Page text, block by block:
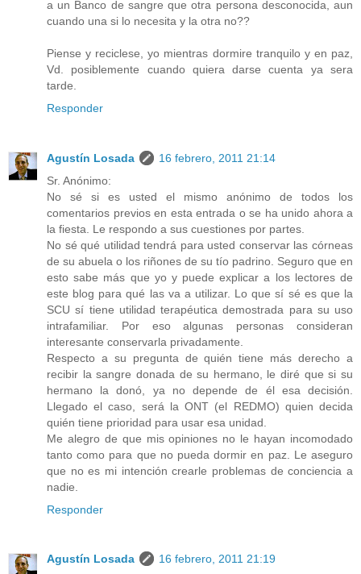
a un Banco de sangre que otra persona desconocida, aun
cuando una si lo necesita y la otra no??
Piense y reciclese, yo mientras dormire tranquilo y en paz,
Vd. posiblemente cuando quiera darse cuenta ya sera
tarde.
Responder
Agustín Losada
16 febrero, 2011 21:14
Sr. Anónimo:
No sé si es usted el mismo anónimo de todos los
comentarios previos en esta entrada o se ha unido ahora a
la fiesta. Le respondo a sus cuestiones por partes.
No sé qué utilidad tendrá para usted conservar las córneas
de su abuela o los riñones de su tío padrino. Seguro que en
esto sabe más que yo y puede explicar a los lectores de
este blog para qué las va a utilizar. Lo que sí sé es que la
SCU sí tiene utilidad terapéutica demostrada para su uso
intrafamiliar. Por eso algunas personas consideran
interesante conservarla privadamente.
Respecto a su pregunta de quién tiene más derecho a
recibir la sangre donada de su hermano, le diré que si su
hermano la donó, ya no depende de él esa decisión.
Llegado el caso, será la ONT (el REDMO) quien decida
quién tiene prioridad para usar esa unidad.
Me alegro de que mis opiniones no le hayan incomodado
tanto como para que no pueda dormir en paz. Le aseguro
que no es mi intención crearle problemas de conciencia a
nadie.
Responder
Agustín Losada
16 febrero, 2011 21:19